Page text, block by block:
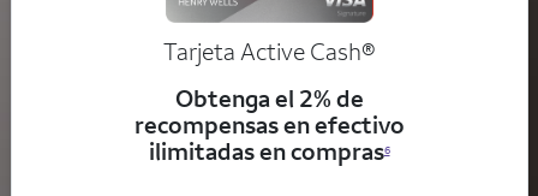
Tarjeta Active Cash®
Obtenga el 2% de
recompensas en efectivo
ilimitadas en compras6